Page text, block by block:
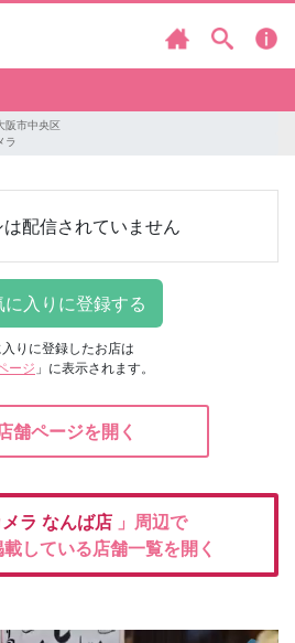
阪市中央区
ラ
配信されていません
りに登録したお店は
ージ 」に表示されます。
舗ページを開く
ラ なんば店 」周辺で
している店舗一覧を開く